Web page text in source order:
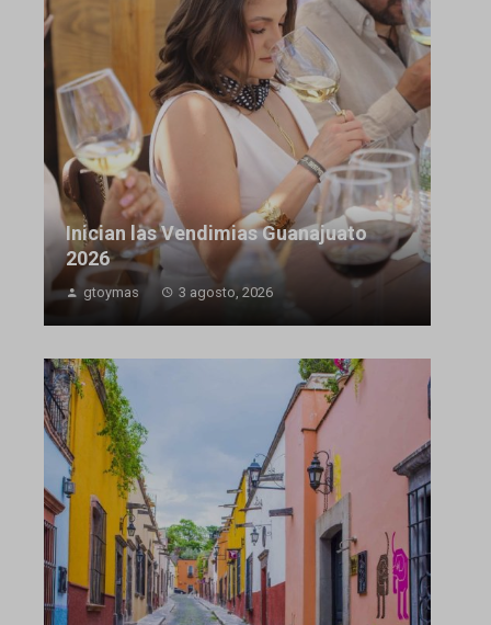
Inician las Vendimias Guanajuato
2026
gtoymas 3 agosto, 2026